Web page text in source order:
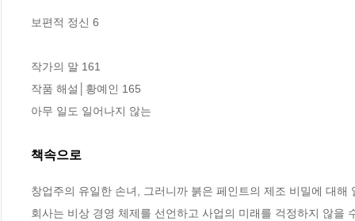
보편적 정신 6
작가의 말 161
작품 해설│황예인 165
아무 일도 일어나지 않는
책속으로
창업주의 유일한 손녀, 그러니까 붉은 페인트의 제조 비밀에 대
회사는 비상 경영 체제를 선언하고 사업의 미래를 걱정하지 않을